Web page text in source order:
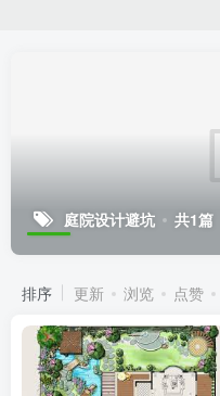
庭院设计避坑 共1篇
排序 更新 浏览 点赞